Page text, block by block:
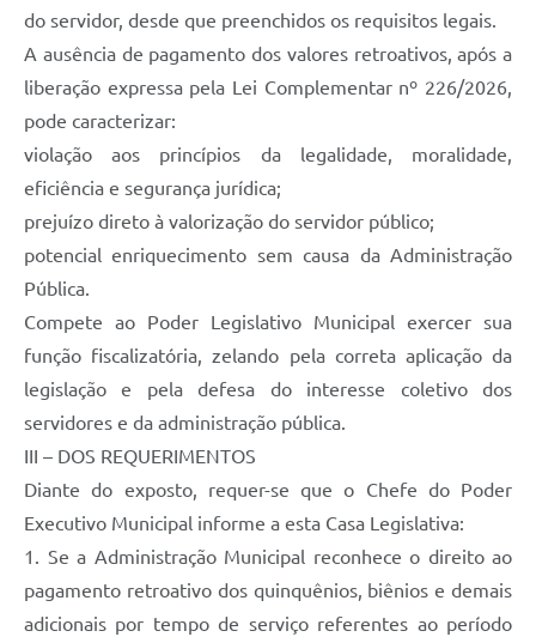
do servidor, desde que preenchidos os requisitos legais.
A ausência de pagamento dos valores retroativos, após a
liberação expressa pela Lei Complementar nº 226/2026,
pode caracterizar:
violação aos princípios da legalidade, moralidade,
eficiência e segurança jurídica;
prejuízo direto à valorização do servidor público;
potencial enriquecimento sem causa da Administração
Pública.
Compete ao Poder Legislativo Municipal exercer sua
função fiscalizatória, zelando pela correta aplicação da
legislação e pela defesa do interesse coletivo dos
servidores e da administração pública.
III – DOS REQUERIMENTOS
Diante do exposto, requer-se que o Chefe do Poder
Executivo Municipal informe a esta Casa Legislativa:
1. Se a Administração Municipal reconhece o direito ao
pagamento retroativo dos quinquênios, biênios e demais
adicionais por tempo de serviço referentes ao período